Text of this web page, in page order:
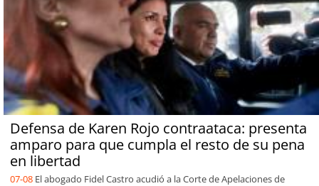
Defensa de Karen Rojo contraataca: presenta
amparo para que cumpla el resto de su pena
en libertad
07-08 El abogado Fidel Castro acudió a la Corte de Apelaciones de